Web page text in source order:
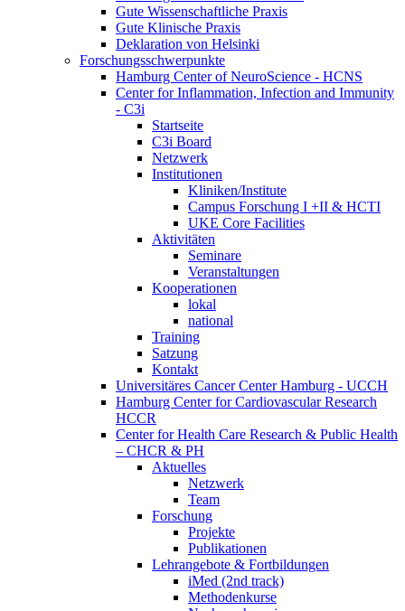
Gute Wissenschaftliche Praxis
Gute Klinische Praxis
Deklaration von Helsinki
Forschungsschwerpunkte
Hamburg Center of NeuroScience - HCNS
Center for Inflammation, Infection and Immunity
- C3i
Startseite
C3i Board
Netzwerk
Institutionen
Kliniken/Institute
Campus Forschung I +II & HCTI
UKE Core Facilities
Aktivitäten
Seminare
Veranstaltungen
Kooperationen
lokal
national
Training
Satzung
Kontakt
Universitäres Cancer Center Hamburg - UCCH
Hamburg Center for Cardiovascular Research
HCCR
Center for Health Care Research & Public Health
– CHCR & PH
Aktuelles
Netzwerk
Team
Forschung
Projekte
Publikationen
Lehrangebote & Fortbildungen
iMed (2nd track)
Methodenkurse